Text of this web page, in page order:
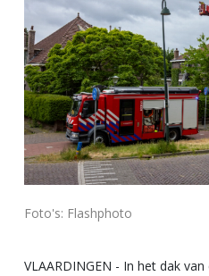
Foto's: Flashphoto
VLAARDINGEN - In het dak